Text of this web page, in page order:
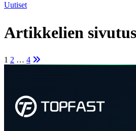
Uutiset
Artikkelien sivutus
1 2 … 4